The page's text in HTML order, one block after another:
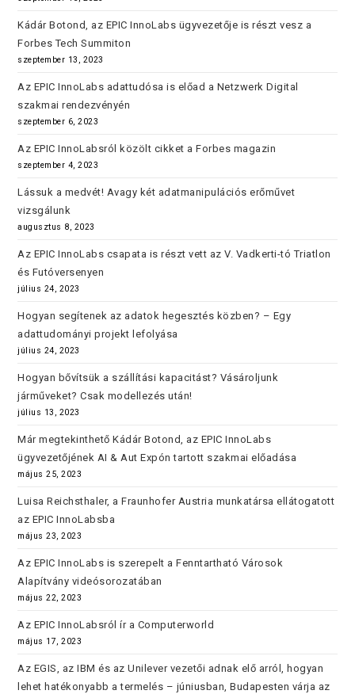
Kádár Botond, az EPIC InnoLabs ügyvezetője is részt vesz a
Forbes Tech Summiton
szeptember 13, 2023
Az EPIC InnoLabs adattudósa is előad a Netzwerk Digital
szakmai rendezvényén
szeptember 6, 2023
Az EPIC InnoLabsról közölt cikket a Forbes magazin
szeptember 4, 2023
Lássuk a medvét! Avagy két adatmanipulációs erőművet
vizsgálunk
augusztus 8, 2023
Az EPIC InnoLabs csapata is részt vett az V. Vadkerti-tó Triatlon
és Futóversenyen
július 24, 2023
Hogyan segítenek az adatok hegesztés közben? – Egy
adattudományi projekt lefolyása
július 24, 2023
Hogyan bővítsük a szállítási kapacitást? Vásároljunk
járműveket? Csak modellezés után!
július 13, 2023
Már megtekinthető Kádár Botond, az EPIC InnoLabs
ügyvezetőjének AI & Aut Expón tartott szakmai előadása
május 25, 2023
Luisa Reichsthaler, a Fraunhofer Austria munkatársa ellátogatott
az EPIC InnoLabsba
május 23, 2023
Az EPIC InnoLabs is szerepelt a Fenntartható Városok
Alapítvány videósorozatában
május 22, 2023
Az EPIC InnoLabsról ír a Computerworld
május 17, 2023
Az EGIS, az IBM és az Unilever vezetői adnak elő arról, hogyan
lehet hatékonyabb a termelés – júniusban, Budapesten várja az